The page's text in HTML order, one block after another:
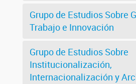
Grupo de Estudios Sobre
Trabajo e Innovación
Grupo de Estudios Sobre
Institucionalización,
Internacionalización y